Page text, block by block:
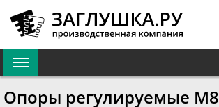
Опоры регулируемые М8